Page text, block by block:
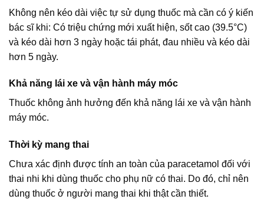
Không nên kéo dài việc tự sử dụng thuốc mà cần có ý kiến
bác sĩ khi: Có triệu chứng mới xuất hiện, sốt cao (39.5°C)
và kéo dài hơn 3 ngày hoặc tái phát, đau nhiều và kéo dài
hơn 5 ngày.
Khả năng lái xe và vận hành máy móc
Thuốc không ảnh hưởng đến khả năng lái xe và vận hành
máy móc.
Thời kỳ mang thai
Chưa xác định được tính an toàn của paracetamol đối với
thai nhi khi dùng thuốc cho phụ nữ có thai. Do đó, chỉ nên
dùng thuốc ở người mang thai khi thật cần thiết.